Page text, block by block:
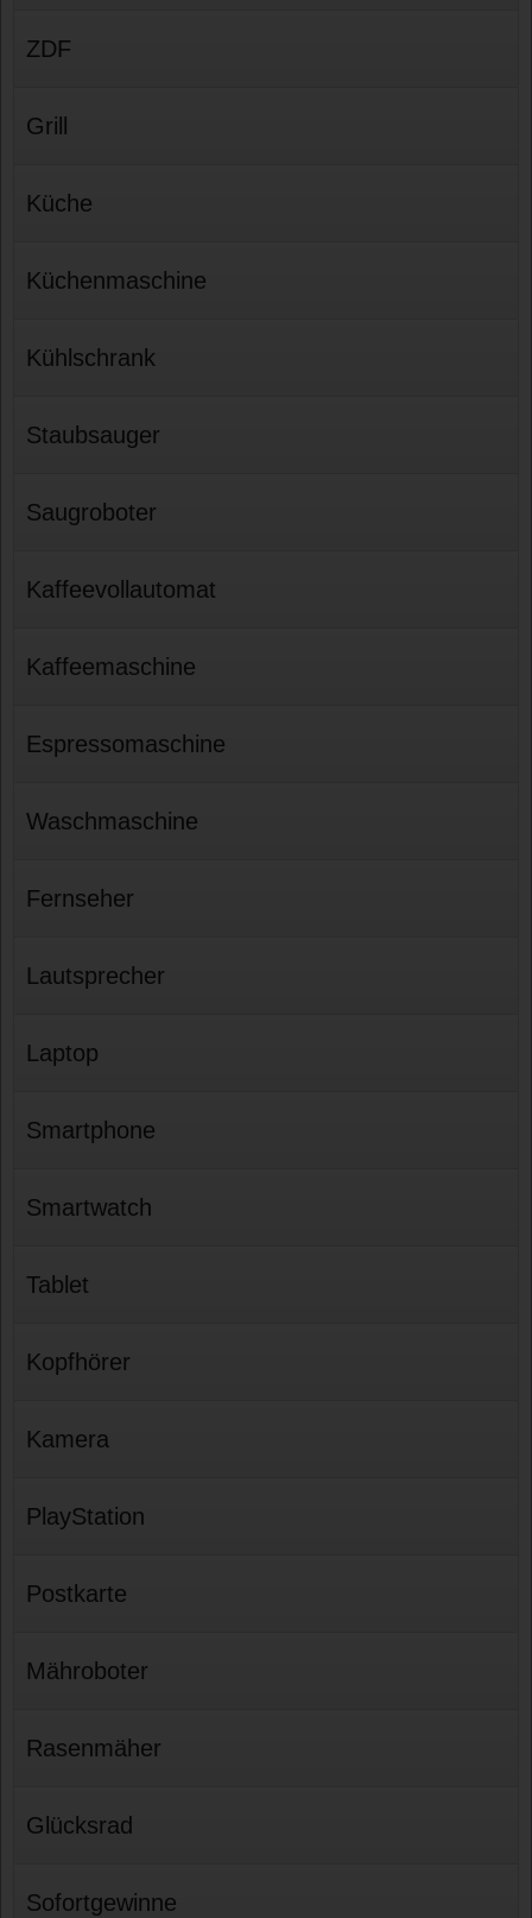
ZDF
Grill
Küche
Küchenmaschine
Kühlschrank
Staubsauger
Saugroboter
Kaffeevollautomat
Kaffeemaschine
Espressomaschine
Waschmaschine
Fernseher
Lautsprecher
Laptop
Smartphone
Smartwatch
Tablet
Kopfhörer
Kamera
PlayStation
Postkarte
Mähroboter
Rasenmäher
Glücksrad
Sofortgewinne